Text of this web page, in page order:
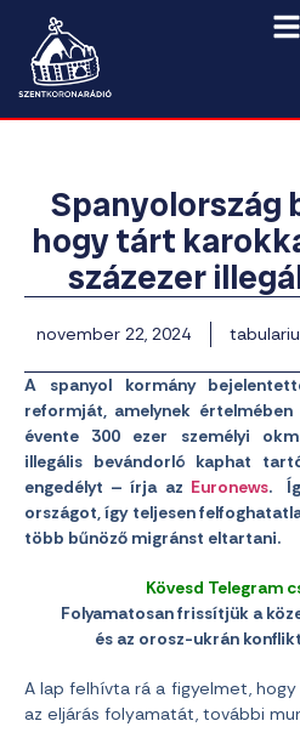
hogy tárt
százezer
november 22, 2024
A spanyol kormány
reformját, amelynek
évente 300 ezer személyi
illegális bevándorló kaphat
engedélyt – írja az Euronews.
országot, így teljesen
több bűnöző migránst eltartani.
Kövesd Telegram
Folyamatosan frissítjük a
és az orosz-ukrán
A lap felhívta rá a figyelmet,
az eljárás folyamatát, további